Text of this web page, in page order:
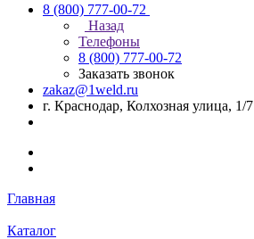
8 (800) 777-00-72
Назад
Телефоны
8 (800) 777-00-72
Заказать звонок
zakaz@1weld.ru
г. Краснодар, Колхозная улица, 1/7
Главная
Каталог